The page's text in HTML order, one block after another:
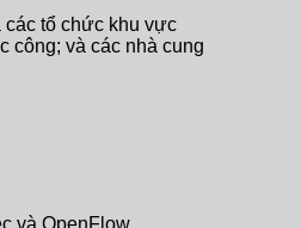
các tổ chức khu vực
công; và các nhà cung